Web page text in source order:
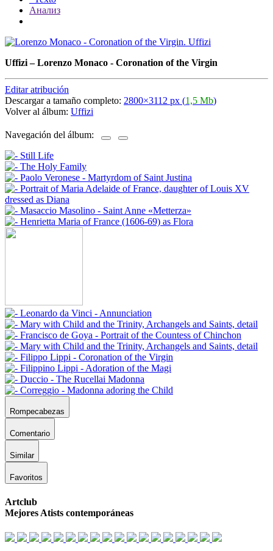
Анализ
Uffizi–Lorenzo Monaco - Coronation of the Virgin
Editar atribución
Descargar a tamaño completo: 2800×3112 px (1,5 Mb)
Volver al álbum: Uffizi
Navegación del álbum:
Rompecabezas
Comentario
Similar
Favoritos
Artclub
Mejores Atists contemporáneas